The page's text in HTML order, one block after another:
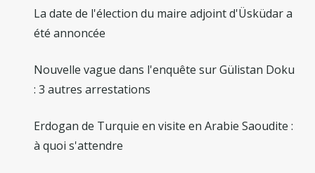
La date de l'élection du maire adjoint d'Üsküdar a
été annoncée
Nouvelle vague dans l'enquête sur Gülistan Doku
: 3 autres arrestations
Erdogan de Turquie en visite en Arabie Saoudite :
à quoi s'attendre